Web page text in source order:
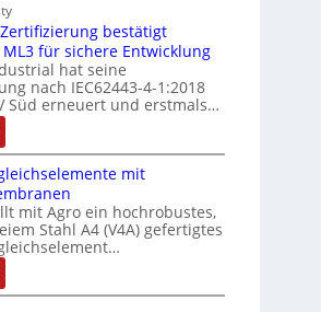
g
e
d
r
b
u
l
Zertifizierung bestätigt
für sichere Entwicklung
hat seine
nach IEC62443-4-1:2018
Süd erneuert und erstmals…
2
mit
mit Agro ein hochrobustes,
Stahl A4 (V4A) gefertigtes